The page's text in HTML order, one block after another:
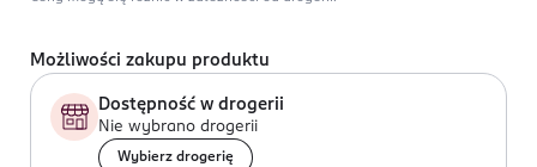
Możliwości zakupu produktu
Dostępność w drogerii
Nie wybrano drogerii
Wybierz drogerię